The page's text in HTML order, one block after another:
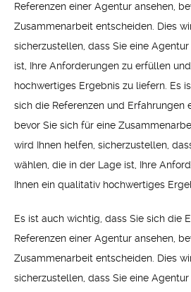
Referenzen einer Agentur ansehen,
Zusammenarbeit entscheiden. Dies
sicherzustellen, dass Sie eine
ist, Ihre Anforderungen zu erfüllen
hochwertiges Ergebnis zu liefern. Es
sich die Referenzen und Erfahrungen
bevor Sie sich für eine
wird Ihnen helfen, sicherzustellen,
wählen, die in der Lage ist, Ihre
Ihnen ein qualitativ hochwertiges
Es ist auch wichtig, dass Sie sich die
Referenzen einer Agentur ansehen,
Zusammenarbeit entscheiden. Dies
sicherzustellen, dass Sie eine